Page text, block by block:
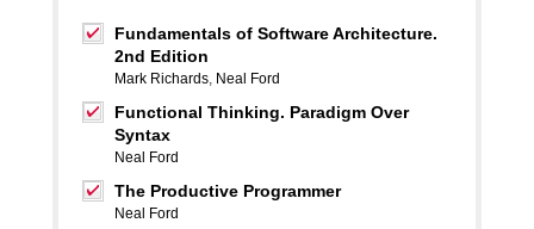
Fundamentals of Software Architecture.
2nd Edition
Mark Richards, Neal Ford
Functional Thinking. Paradigm Over
Syntax
Neal Ford
The Productive Programmer
Neal Ford